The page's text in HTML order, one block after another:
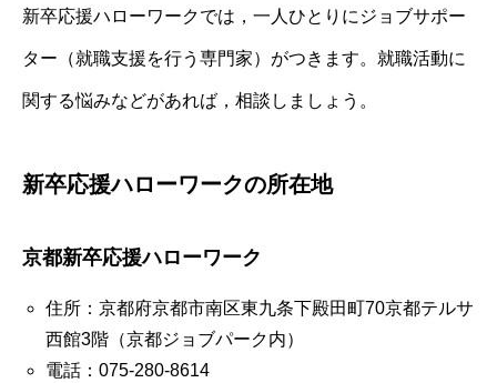
新卒応援ハローワークでは，一人ひとりにジョブサポー
ター（就職支援を行う専門家）がつきます。就職活動に
関する悩みなどがあれば，相談しましょう。
新卒応援ハローワークの所在地
京都新卒応援ハローワーク
住所：京都府京都市南区東九条下殿田町70京都テルサ
西館3階（京都ジョブパーク内）
電話：075-280-8614